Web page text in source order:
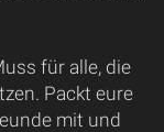
für alle, die
Packt eure
mit und